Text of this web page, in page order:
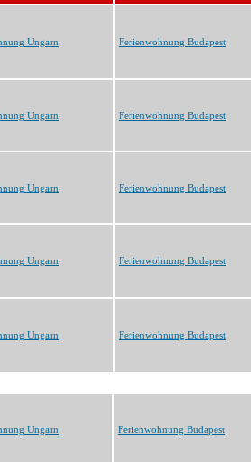
Ungarn Ferienwohnung Budapest
Ungarn Ferienwohnung Budapest
Ungarn Ferienwohnung Budapest
Ungarn Ferienwohnung Budapest
Ungarn Ferienwohnung Budapest
Ungarn Ferienwohnung Budapest